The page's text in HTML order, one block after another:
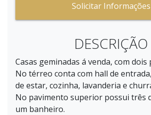
Solicitar Informações
DESCRIÇÃO
Casas geminadas á venda, com dois
No térreo conta com hall de
de estar, cozinha, lavanderia e
No pavimento superior possui três
um banheiro.